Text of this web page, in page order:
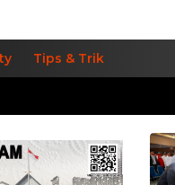
Tips & Trik